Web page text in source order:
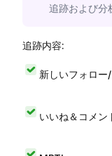
追跡および分
追跡内容:
新しいフォロー
いいね＆コメン